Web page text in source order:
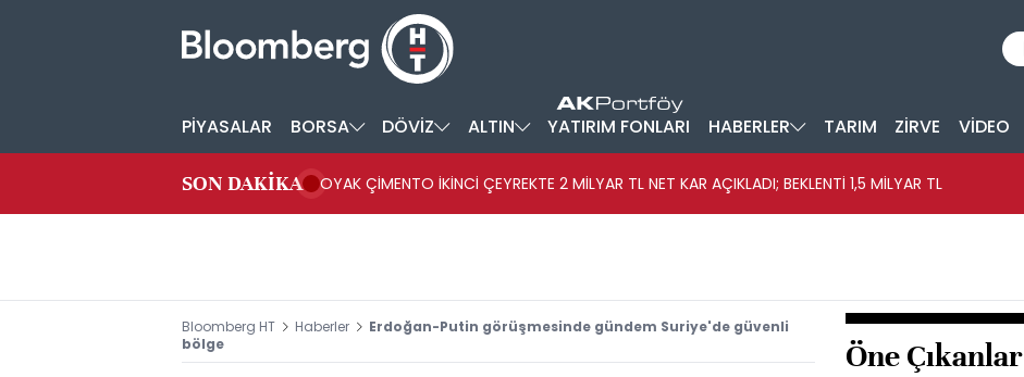
PİYASALAR BORSA DÖVİZ ALTIN YATIRIM FONLARI HABERLER TARIM ZİRVE VİDEO
SON DAKİKA OYAK ÇİMENTO İKİNCİ ÇEYREKTE 2 MİLYAR TL NET KAR AÇIKLADI; BEKLENTİ 1,5 MİLYAR TL
Bloomberg HT Haberler
Erdoğan-Putin görüşmesinde gündem Suriye'de güvenli
bölge
Öne Çıkanlar